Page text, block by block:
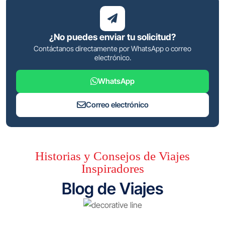
¿No puedes enviar tu solicitud?
Contáctanos directamente por WhatsApp o correo
electrónico.
WhatsApp
Correo electrónico
Historias y Consejos de Viajes
Inspiradores
Blog de Viajes